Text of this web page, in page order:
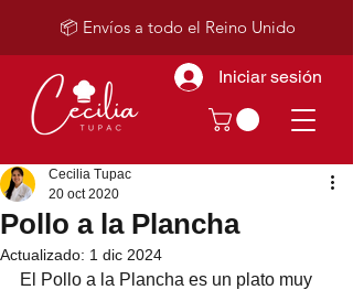
Iniciar sesión
📦 Envíos a todo el Reino Unido
Pollo a la Plancha
Cecilia Tupac
20 oct 2020
Actualizado: 1 dic 2024
El Pollo a la Plancha es un plato muy